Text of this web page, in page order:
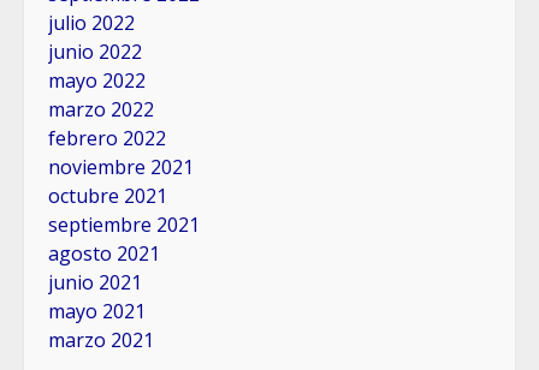
julio 2022
junio 2022
mayo 2022
marzo 2022
febrero 2022
noviembre 2021
octubre 2021
septiembre 2021
agosto 2021
junio 2021
mayo 2021
marzo 2021